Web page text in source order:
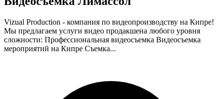
Vizual Production - компания по видеопроизводству на Кипре!
Мы предлагаем услуги видео продакшена любого уровня
сложности: Профессиональная видеосъемка Видеосъемка
мероприятий на Кипре Съемка...